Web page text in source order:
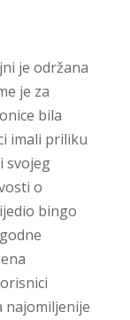
je održana
je za
bila
imali priliku
svojeg
o
bingo
najomiljenije